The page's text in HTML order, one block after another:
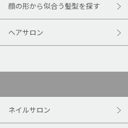
顔の形から似合う髪型を探す
ヘアサロン
ネイルサロン